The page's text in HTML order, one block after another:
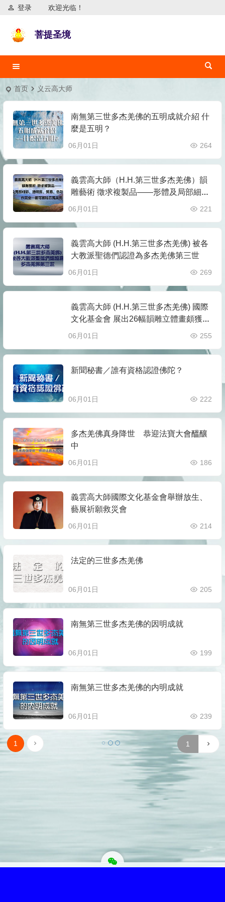
欢迎光临！
登录
菩提圣境
首页 义云高大师
南無第三世多杰羌佛的五明成就介紹 什
麼是五明？
06月01日 264
義雲高大師（H.H.第三世多杰羌佛）韻
雕藝術 徵求複製品——形體及局部細
節、透明度、質感、色彩等須與原 作完
06月01日 221
義雲高大師 (H.H.第三世多杰羌佛) 被各
大教派聖德們認證為多杰羌佛第三世
06月01日 269
義雲高大師 (H.H.第三世多杰羌佛) 國際
文化基金會 展出26幅韻雕立體畫頗獲好
評
06月01日 255
新聞秘書／誰有資格認證佛陀？
06月01日 222
多杰羌佛真身降世 恭迎法寶大會醞釀
中
06月01日 186
義雲高大師國際文化基金會舉辦放生、
藝展祈願救災會
06月01日 214
法定的三世多杰羌佛
06月01日 205
南無第三世多杰羌佛的因明成就
06月01日 199
南無第三世多杰羌佛的内明成就
06月01日 239
1